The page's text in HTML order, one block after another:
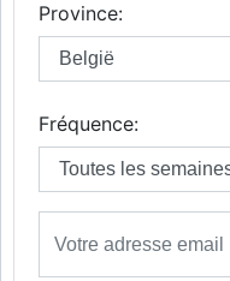
Province:
Fréquence: